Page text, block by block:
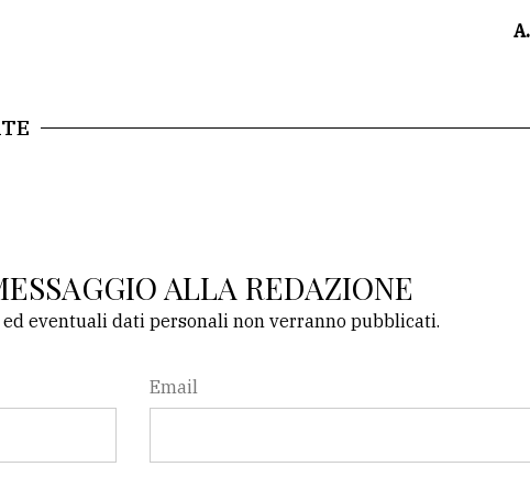
ALLA REDAZIONE
eventuali dati personali non verranno pubblicati.
Email